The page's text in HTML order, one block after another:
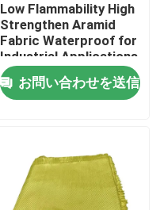
Low Flammability High
Strengthen Aramid
Fabric Waterproof for
Industrial Applications
お問い合わせを送信